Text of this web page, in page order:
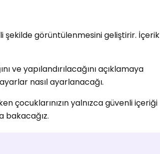
şekilde görüntülenmesini geliştirir. İçerik
ve yapılandırılacağını açıklamaya
nasıl ayarlanacağı.
çocuklarınızın yalnızca güvenli içeriği
bakacağız.